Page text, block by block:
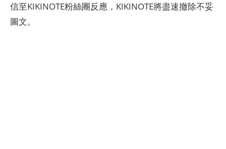
信至KIKINOTE粉絲團反應，KIKINOTE將盡速撤除不妥
圖文。